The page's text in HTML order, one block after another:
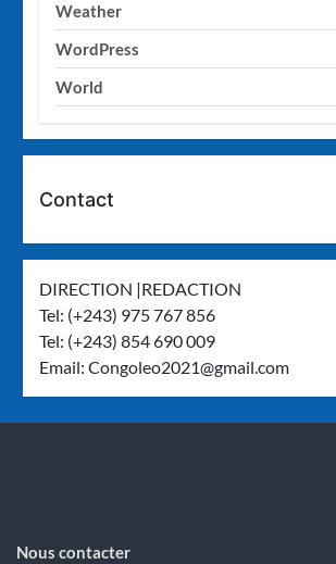
Weather
WordPress
World
Contact
DIRECTION |REDACTION
Tel: (+243) 975 767 856
Tel: (+243) 854 690 009
Email:Congoleo2021@gmail.com
Nous contacter